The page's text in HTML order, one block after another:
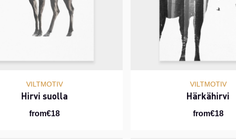
VILTMOTIV
Hirvi suolla
from€18
VILTMOTIV
Härkähirvi
from€18